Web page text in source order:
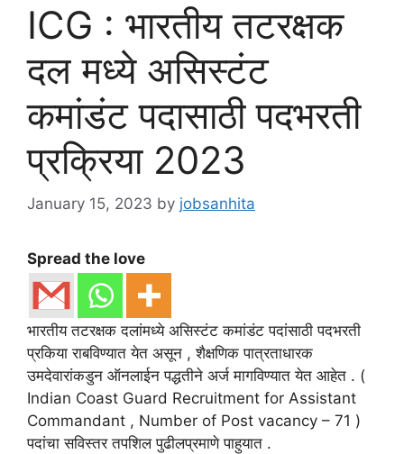
ICG : भारतीय तटरक्षक
दल मध्ये असिस्टंट
कमांडंट पदासाठी पदभरती
प्रक्रिया 2023
January 15, 2023 by jobsanhita
Spread the love
भारतीय तटरक्षक दलांमध्ये असिस्टंट कमांडंट पदांसाठी पदभरती
प्रकिया राबविण्यात येत असून , शैक्षणिक पात्रताधारक
उमदेवारांकडुन ऑनलाईन पद्धतीने अर्ज मागविण्यात येत आहेत . (
Indian Coast Guard Recruitment for Assistant
Commandant , Number of Post vacancy – 71 )
पदांचा सविस्तर तपशिल पुढीलप्रमाणे पाहुयात .